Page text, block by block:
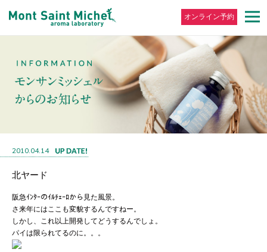
オンライン予約
2010.04.14
北ヤード
阪急ｲﾝﾀｰのｲﾙﾁｪｰﾛから見た風景。
さ来年にはここも変貌するんですねー。
しかし、これ以上開発してどうするんでしょ。
パイは限られてるのに。。。